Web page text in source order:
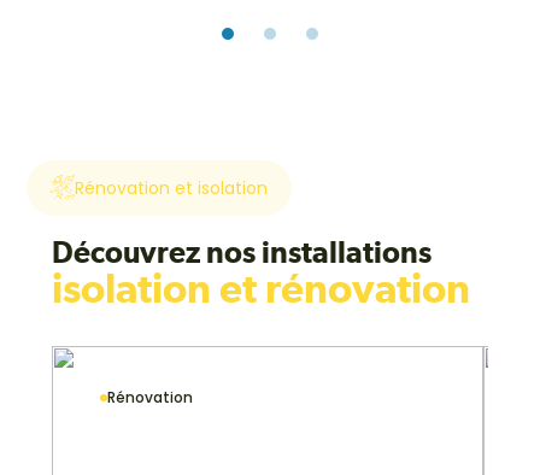
Rénovation et isolation
Découvrez nos installations
isolation et rénovation
Rénovation